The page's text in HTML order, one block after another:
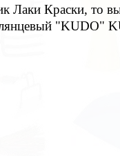
Лаки Краски, то
"KUDO"